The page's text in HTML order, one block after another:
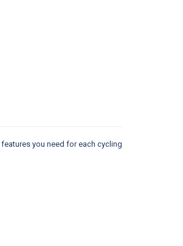
you need for each cycling